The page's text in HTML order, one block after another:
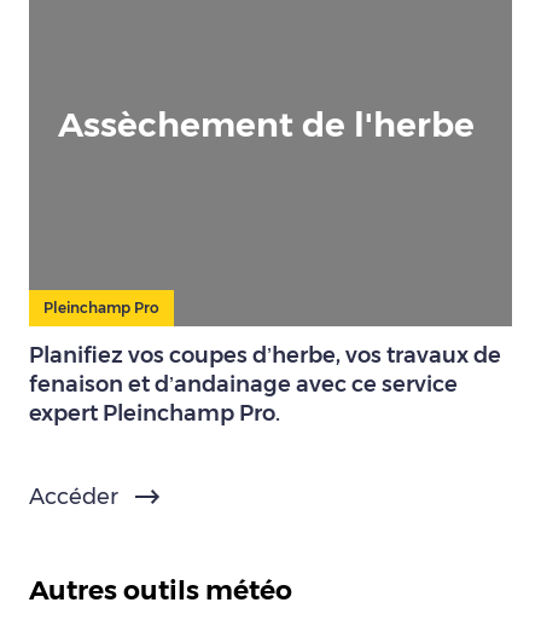
Assèchement de l'herbe
Pleinchamp Pro
Planifiez vos coupes d’herbe, vos travaux de
fenaison et d’andainage avec ce service
expert Pleinchamp Pro.
Accéder
Autres outils météo